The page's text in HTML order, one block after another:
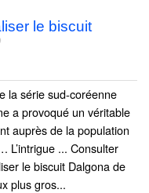
le biscuit
la série sud-coréenne
a provoqué un véritable
auprès de la population
L’intrigue ... Consulter
le biscuit Dalgona de
plus gros...